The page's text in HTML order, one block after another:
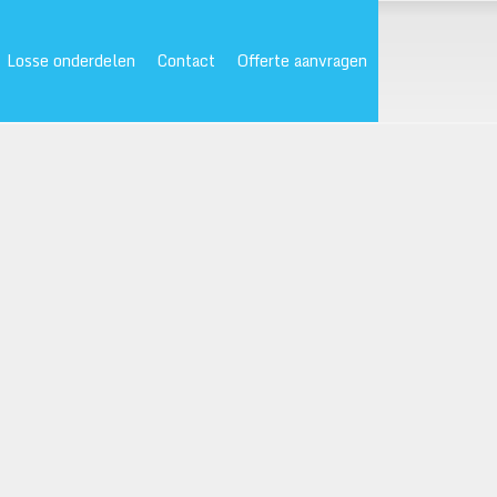
Losse onderdelen Contact Offerte aanvragen